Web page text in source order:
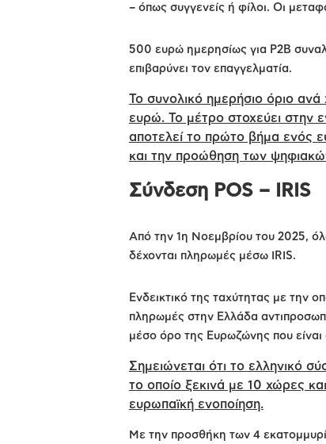
– όπως συγγενείς ή φίλοι. Οι
500 ευρώ ημερησίως για P2B
επιβαρύνει τον επαγγελματία.
Το συνολικό ημερήσιο όριο
ευρώ. Το μέτρο στοχεύει στην
αποτελεί το πρώτο βήμα ενός
και την προώθηση των
Σύνδεση POS – IRIS
Από την 1η Νοεμβρίου του 2025,
δέχονται πληρωμές μέσω IRIS.
Ενδεικτικό της ταχύτητας με την
πληρωμές στην Ελλάδα
μέσο όρο της Ευρωζώνης που είναι
Σημειώνεται ότι το ελληνικό
το οποίο ξεκινά με 10 χώρες
ευρωπαϊκή ενοποίηση.
Με την προσθήκη των 4